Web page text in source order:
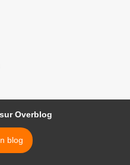
Overblog
blog